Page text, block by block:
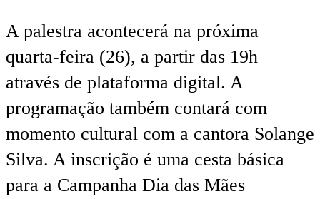
A palestra acontecerá na próxima
quarta-feira (26), a partir das 19h
através de plataforma digital. A
programação também contará com
momento cultural com a cantora Solange
Silva. A inscrição é uma cesta básica
para a Campanha Dia das Mães